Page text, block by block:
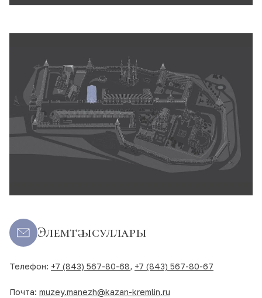
Элемтә ысуллары
Телефон: +7 (843) 567-80-68, +7 (843) 567-80-67
Почта: muzey.manezh@kazan-kremlin.ru